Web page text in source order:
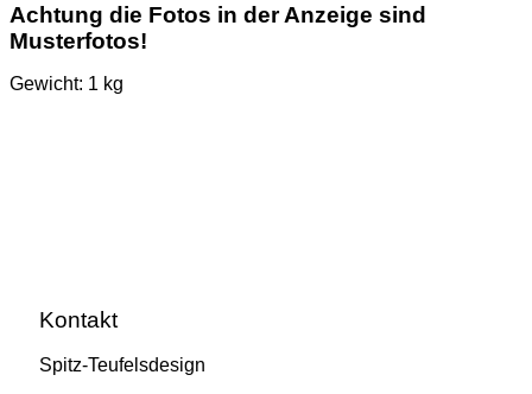
Achtung die Fotos in der Anzeige sind
Musterfotos!
Gewicht: 1 kg
Kontakt
Spitz-Teufelsdesign